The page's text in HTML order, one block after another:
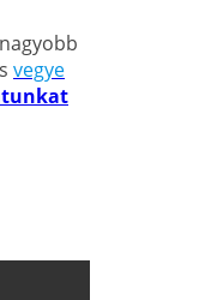
vegye